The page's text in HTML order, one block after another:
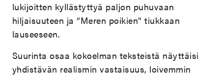
lukijoitten kyllästyttyä paljon puhuvaan
hiljaisuuteen ja “Meren poikien” tiukkaan
lauseeseen.
Suurinta osaa kokoelman teksteistä näyttäisi
yhdistävän realismin vastaisuus, loivemmin